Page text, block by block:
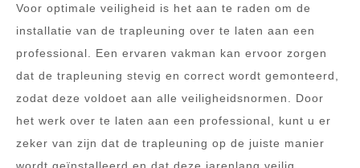
Voor optimale veiligheid is het aan te raden om de
installatie van de trapleuning over te laten aan een
professional. Een ervaren vakman kan ervoor zorgen
dat de trapleuning stevig en correct wordt gemonteerd,
zodat deze voldoet aan alle veiligheidsnormen. Door
het werk over te laten aan een professional, kunt u er
zeker van zijn dat de trapleuning op de juiste manier